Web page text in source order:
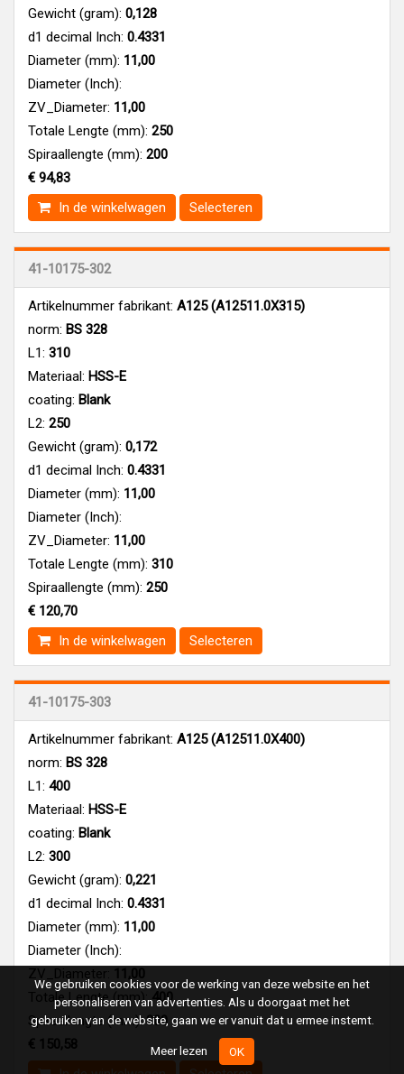
Gewicht (gram): 0,128
d1 decimal Inch: 0.4331
Diameter (mm): 11,00
Diameter (Inch):
ZV_Diameter: 11,00
Totale Lengte (mm): 250
Spiraallengte (mm): 200
€ 94,83
In de winkelwagen
Selecteren
41-10175-302
Artikelnummer fabrikant: A125 (A12511.0X315)
norm: BS 328
L1: 310
Materiaal: HSS-E
coating: Blank
L2: 250
Gewicht (gram): 0,172
d1 decimal Inch: 0.4331
Diameter (mm): 11,00
Diameter (Inch):
ZV_Diameter: 11,00
Totale Lengte (mm): 310
Spiraallengte (mm): 250
€ 120,70
In de winkelwagen
Selecteren
41-10175-303
Artikelnummer fabrikant: A125 (A12511.0X400)
norm: BS 328
L1: 400
Materiaal: HSS-E
coating: Blank
L2: 300
Gewicht (gram): 0,221
d1 decimal Inch: 0.4331
Diameter (mm): 11,00
Diameter (Inch):
ZV_Diameter: 11,00
Totale Lengte (mm):400
Spiraallengte (mm):300
€ 150,58
We gebruiken cookies voor de werking van deze website en het
personaliseren van advertenties. Als u doorgaat met het
gebruiken van de website, gaan we er vanuit dat u ermee instemt.
Meer lezen OK